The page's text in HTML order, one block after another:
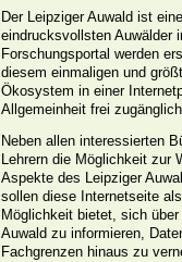
Der Leipziger Auwald ist
eindrucksvollsten Auwälder
Forschungsportal werden
diesem einmaligen und
Ökosystem in einer
Allgemeinheit frei
Neben allen interessierten
Lehrern die Möglichkeit zur
Aspekte des Leipziger
sollen diese Internetseite
Möglichkeit bietet, sich
Auwald zu informieren,
Fachgrenzen hinaus zu